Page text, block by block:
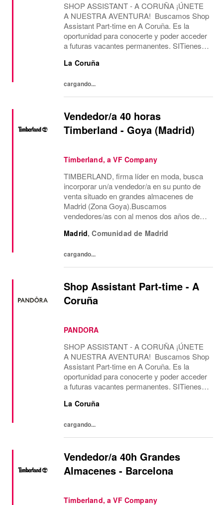
SHOP ASSISTANT - A CORUÑA ¡ÚNETE
A NUESTRA AVENTURA! Buscamos Shop
Assistant Part-time en A Coruña. Es la
oportunidad para conocerte y poder acceder
a futuras vacantes permanentes. SITienes
Assistant, en marcas con un formato de
La Coruña
cargando...
Vendedor/a 40 horas
Timberland - Goya (Madrid)
Timberland, a VF Company
TIMBERLAND, firma líder en moda, busca
incorporar un/a vendedor/a en su punto de
venta situado en grandes almacenes de
Madrid (Zona Goya).Buscamos
vendedores/as con al menos dos años de
de objetivos comerciales, recepción de
Madrid,Comunidad de Madrid
cargando...
Shop Assistant Part-time - A
Coruña
PANDORA
SHOP ASSISTANT - A CORUÑA ¡ÚNETE
A NUESTRA AVENTURA! Buscamos Shop
Assistant Part-time en A Coruña. Es la
oportunidad para conocerte y poder acceder
a futuras vacantes permanentes. SITienes
Assistant, en marcas con un formato de
La Coruña
cargando...
Vendedor/a 40h Grandes
Almacenes - Barcelona
Timberland, a VF Company